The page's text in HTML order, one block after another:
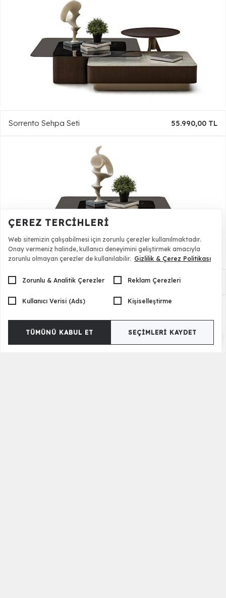
Sorrento Sehpa Seti 55.990,00 TL
Sorrento Orta Sehpa - Cam 15.000,00 TL
ÇEREZ TERCIHLERI
Web sitemizin çalışabilmesi için zorunlu çerezler kullanılmaktadır.
Onay vermeniz halinde, kullanıcı deneyimini geliştirmek amacıyla
zorunlu olmayan çerezler de kullanılabilir. Gizlilik & Çerez Politikası
Zorunlu & Analitik Çerezler Reklam Çerezleri
Kullanıcı Verisi (Ads) Kişiselleştirme
TÜMÜNÜ KABUL ET SEÇIMLERI KAYDET